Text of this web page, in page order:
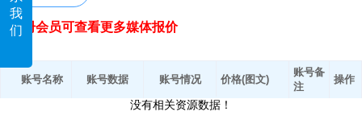
我
们
注册会员可查看更多媒体报价
账号名称 账号数据 账号情况 价格(图文)
账号备
注
操作
没有相关资源数据！